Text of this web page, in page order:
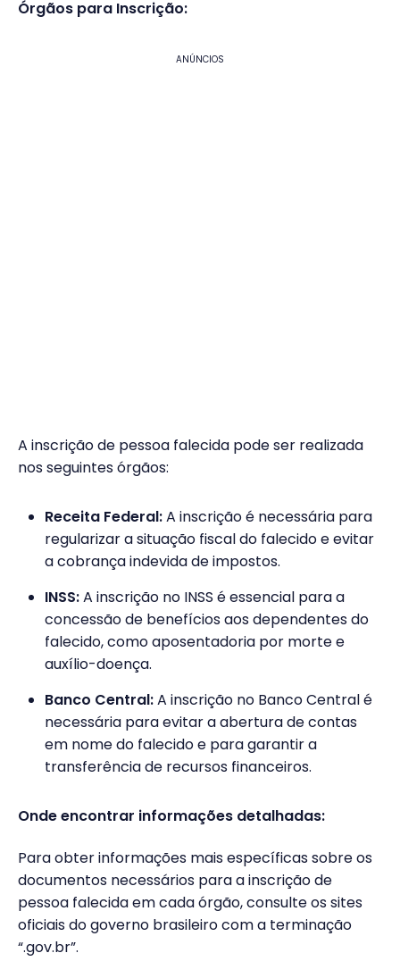
Órgãos para Inscrição:
ANÚNCIOS
A inscrição de pessoa falecida pode ser realizada
nos seguintes órgãos:
Receita Federal:A inscrição é necessária para
regularizar a situação fiscal do falecido e evitar
a cobrança indevida de impostos.
INSS:A inscrição no INSS é essencial para a
concessão de benefícios aos dependentes do
falecido, como aposentadoria por morte e
auxílio-doença.
Banco Central:A inscrição no Banco Central é
necessária para evitar a abertura de contas
em nome do falecido e para garantir a
transferência de recursos financeiros.
Onde encontrar informações detalhadas:
Para obter informações mais específicas sobre os
documentos necessários para a inscrição de
pessoa falecida em cada órgão, consulte os sites
oficiais do governo brasileiro com a terminação
“.gov.br”.